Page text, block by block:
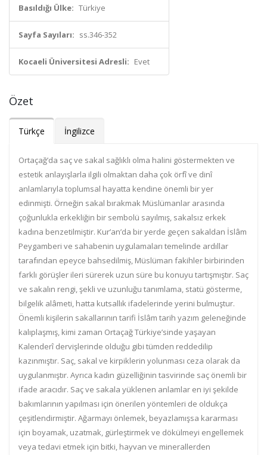
Basıldığı Ülke: Türkiye
Sayfa Sayıları: ss.346-352
Kocaeli Üniversitesi Adresli: Evet
Özet
Türkçe İngilizce
Ortaçağ’da saç ve sakal sağlıklı olma halini göstermekten ve
estetik anlayışlarla ilgili olmaktan daha çok örfî ve dinî
anlamlarıyla toplumsal hayatta kendine önemli bir yer
edinmişti. Örneğin sakal bırakmak Müslümanlar arasında
çoğunlukla erkekliğin bir sembolü sayılmış, sakalsız erkek
kadına benzetilmiştir. Kur’an’da bir yerde geçen sakaldan İslâm
Peygamberi ve sahabenin uygulamaları temelinde ardıllar
tarafından epeyce bahsedilmiş, Müslüman fakihler birbirinden
farklı görüşler ileri sürerek uzun süre bu konuyu tartışmıştır. Saç
ve sakalın rengi, şekli ve uzunluğu tanımlama, statü gösterme,
bilgelik alâmeti, hatta kutsallık ifadelerinde yerini bulmuştur.
Önemli kişilerin sakallarının tarifi İslâm tarih yazım geleneğinde
kalıplaşmış, kimi zaman Ortaçağ Türkiye’sinde yaşayan
Kalenderî dervişlerinde olduğu gibi tümden reddedilip
kazınmıştır. Saç, sakal ve kirpiklerin yolunması ceza olarak da
uygulanmıştır. Ayrıca kadın güzelliğinin tasvirinde saç önemli bir
ifade aracıdır. Saç ve sakala yüklenen anlamlar en iyi şekilde
bakımlarının yapılması için önerilen yöntemleri de oldukça
çeşitlendirmiştir. Ağarmayı önlemek, beyazlamışsa kararması
için boyamak, uzatmak, gürleştirmek ve dökülmeyi engellemek
veya tedavi etmek için bitki, hayvan ve minerallerden